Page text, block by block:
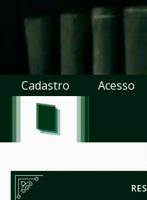
Cadastro Acesso